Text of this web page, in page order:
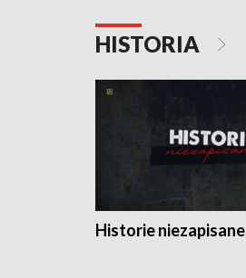
HISTORIA
Historie niezapisane